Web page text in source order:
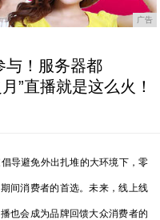
广告
与！服务器都
”直播就是这么火！
导避免外出扎堆的大环境下，零
间消费者的首选。未来，线上线
也会成为品牌回馈大众消费者的